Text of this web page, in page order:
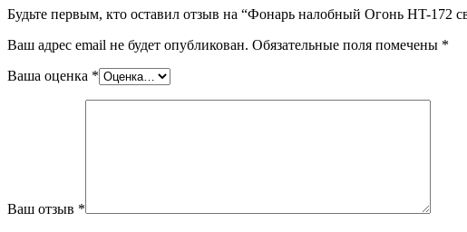
Будьте первым, кто оставил отзыв на “Фонарь налобный Огонь HT-172
Ваш адрес email не будет опубликован. Обязательные поля помечены *
Ваша оценка *
Ваш отзыв *